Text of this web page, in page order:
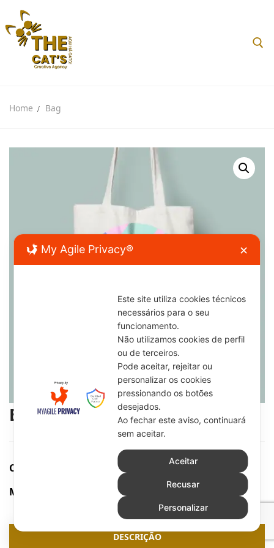
Loja
Blog
Home Bag
Bag
Categorias: Brindes e Prendas
Textil
Marca:
DESCRIÇÃO
My Agile Privacy® ✕
Este site utiliza cookies técnicos
necessários para o seu
funcionamento.
Não utilizamos cookies de perfil
ou de terceiros.
Pode aceitar, rejeitar ou
personalizar os cookies
pressionando os botões
desejados.
Ao fechar este aviso, continuará
sem aceitar.
Aceitar
Recusar
Personalizar